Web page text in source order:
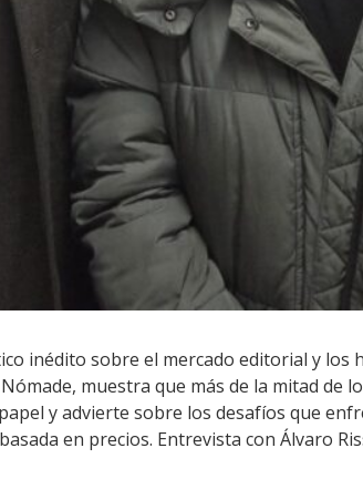
inédito sobre el mercado editorial y los
muestra que más de la mitad de
y advierte sobre los desafíos que
en precios. Entrevista con Álvaro